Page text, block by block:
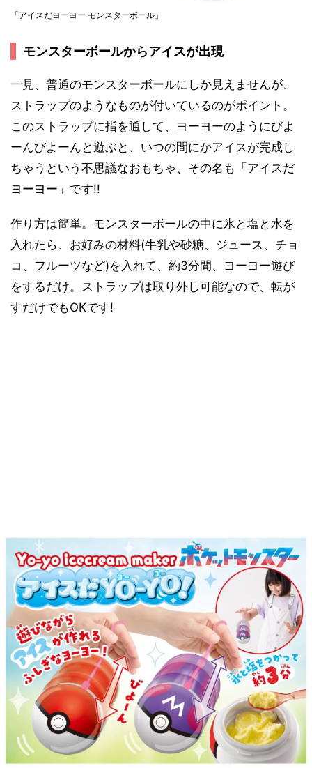
「アイスだヨーヨー モンスターボール」
モンスターボールからアイスが出現
一見、普通のモンスターボールにしか見えませんが、
ストラップのようなものが付いているのがポイント。
このストラップに指を通して、ヨーヨーのようにびよ
ーんびよーんと遊ぶと、いつの間にかアイスが完成し
ちゃうという不思議なおもちゃ、その名も「アイスだ
ヨーヨー」です!!
作り方は簡単。モンスターボールの中に氷と塩と水を
入れたら、お好みの材料(牛乳や砂糖、ジュース、チョ
コ、フルーツなど)を入れて、約3分間、ヨーヨー遊び
をするだけ。ストラップは取り外し可能なので、転が
すだけでもOKです!